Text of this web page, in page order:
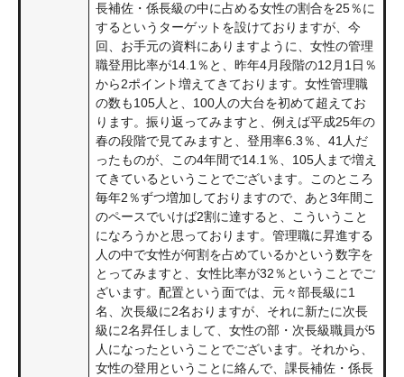
長補佐・係長級の中に占める女性の割合を25％に
するというターゲットを設けておりますが、今
回、お手元の資料にありますように、女性の管理
職登用比率が14.1％と、昨年4月段階の12月1日％
から2ポイント増えてきております。女性管理職
の数も105人と、100人の大台を初めて超えてお
ります。振り返ってみますと、例えば平成25年の
春の段階で見てみますと、登用率6.3％、41人だ
ったものが、この4年間で14.1％、105人まで増え
てきているということでございます。このところ
毎年2％ずつ増加しておりますので、あと3年間こ
のペースでいけば2割に達すると、こういうこと
になろうかと思っております。管理職に昇進する
人の中で女性が何割を占めているかという数字を
とってみますと、女性比率が32％ということでご
ざいます。配置という面では、元々部長級に1
名、次長級に2名おりますが、それに新たに次長
級に2名昇任しまして、女性の部・次長級職員が5
人になったということでございます。それから、
女性の登用ということに絡んで、課長補佐・係長